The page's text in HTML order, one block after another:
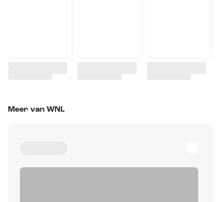
Meer van WNL